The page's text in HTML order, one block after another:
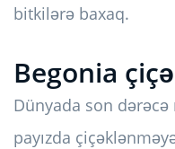
bitkilərə baxaq.
Begonia
Dünyada son
payızda